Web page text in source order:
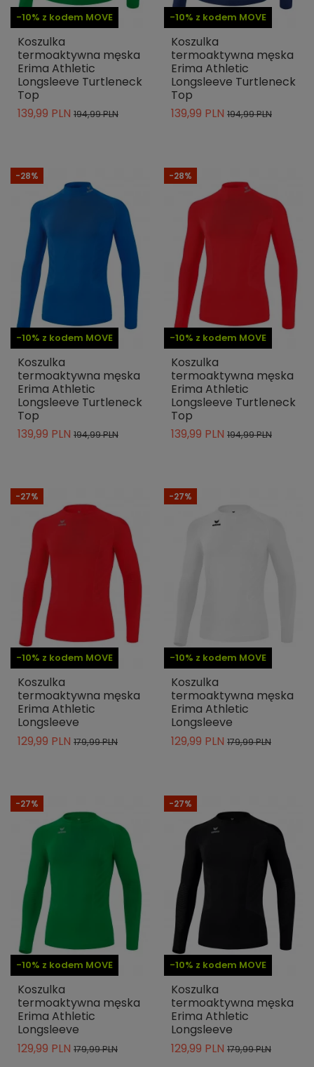
-10% z kodem MOVE
Koszulka
termoaktywna męska
Erima Athletic
Longsleeve Turtleneck
Top
139,99 PLN 194,99 PLN
-10% z kodem MOVE
Koszulka
termoaktywna męska
Erima Athletic
Longsleeve Turtleneck
Top
139,99 PLN 194,99 PLN
-10% z kodem MOVE
-28%
Koszulka
termoaktywna męska
Erima Athletic
Longsleeve Turtleneck
Top
139,99 PLN 194,99 PLN
-10% z kodem MOVE
-28%
Koszulka
termoaktywna męska
Erima Athletic
Longsleeve Turtleneck
Top
139,99 PLN 194,99 PLN
-10% z kodem MOVE
-27%
Koszulka
termoaktywna męska
Erima Athletic
Longsleeve
129,99 PLN 179,99 PLN
-10% z kodem MOVE
-27%
Koszulka
termoaktywna męska
Erima Athletic
Longsleeve
129,99 PLN 179,99 PLN
-10% z kodem MOVE
-27%
Koszulka
termoaktywna męska
Erima Athletic
Longsleeve
129,99 PLN 179,99 PLN
-10% z kodem MOVE
-27%
Koszulka
termoaktywna męska
Erima Athletic
Longsleeve
129,99 PLN 179,99 PLN